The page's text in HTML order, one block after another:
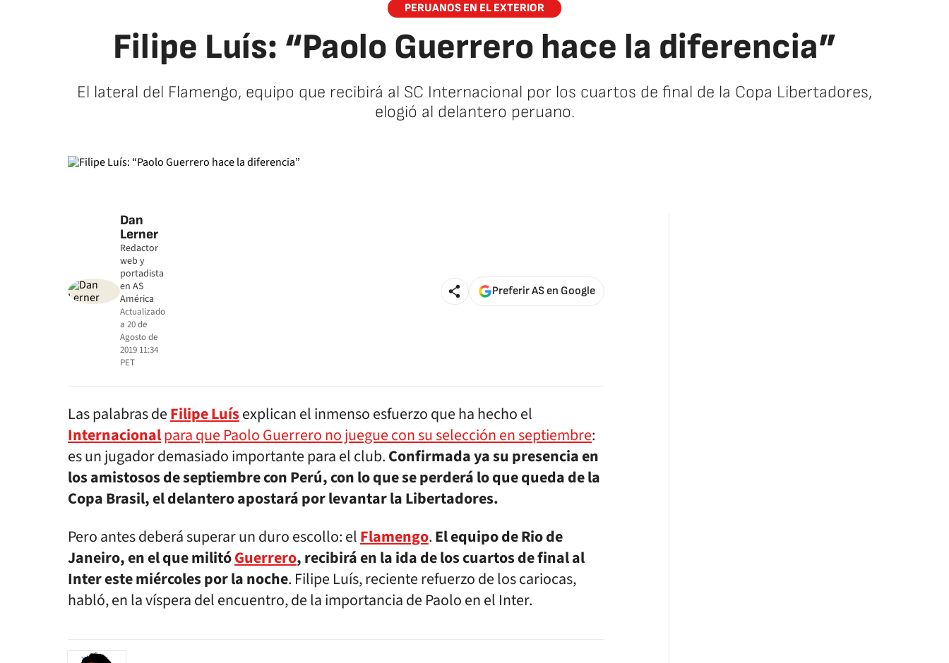
PERUANOS EN EL EXTERIOR
Filipe Luís: “Paolo Guerrero hace la diferencia”
El lateral del Flamengo, equipo que recibirá al SC Internacional por los cuartos de final de la Copa Libertadores,
elogió al delantero peruano.
Dan
Lerner
Redactor
web y
portadista
en AS
América
Actualizado
a 20 de
Agosto de
2019 11:34
PET
Preferir AS en Google
Las palabras deFilipe Luísexplican el inmenso esfuerzo que ha hecho el
Internacionalpara que Paolo Guerrero no juegue con su selección en septiembre:
es un jugador demasiado importante para el club.Confirmada ya su presencia en
los amistosos de septiembre con Perú, con lo que se perderá lo que queda de la
Copa Brasil, el delantero apostará por levantar la Libertadores.
Pero antes deberá superar un duro escollo: elFlamengo.El equipo de Rio de
Janeiro, en el que militóGuerrero, recibirá en la ida de los cuartos de final al
Inter este miércoles por la noche. Filipe Luís, reciente refuerzo de los cariocas,
habló, en la víspera del encuentro, de la importancia de Paolo en el Inter.